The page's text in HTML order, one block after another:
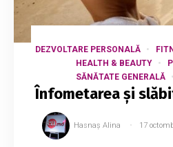
DEZVOLTARE PERSONALĂ
HEALTH & BEAUTY
SĂNĂTATE GENERALĂ
Înfometarea și
Hasnaș Alina 17